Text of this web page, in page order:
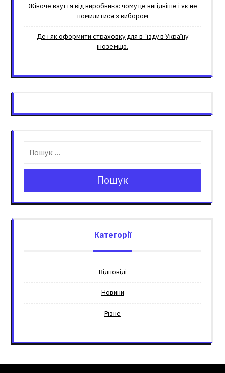
Жіноче взуття від виробника: чому це вигідніше і як не
помилитися з вибором
Де і як оформити страховку для вʼїзду в Україну
іноземцю.
Пошук
Категорії
Відповіді
Новини
Різне